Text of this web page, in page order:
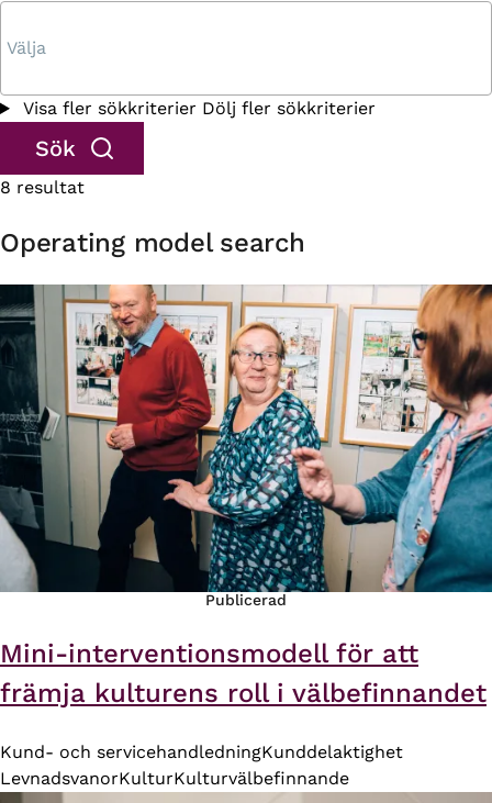
Visa fler sökkriterier Dölj fler sökkriterier
8 resultat
Operating model search
Publicerad
Mini-interventionsmodell för att
främja kulturens roll i välbefinnandet
Kund- och servicehandledningKunddelaktighet
LevnadsvanorKulturKulturvälbefinnande